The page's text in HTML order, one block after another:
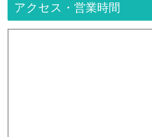
アクセス・営業時間